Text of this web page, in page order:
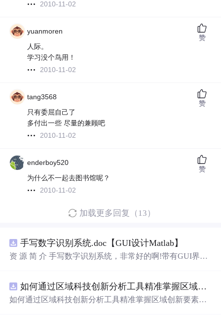
2010-11-02
yuanmoren
人际。
学习没个鸟用！
2010-11-02
赞
tang3568
只有委屈自己了
多付出一些 尽量的兼顾吧
2010-11-02
赞
enderboy520
为什么不一起去图书馆呢？
2010-11-02
赞
加载更多回复（13）
手写数字识别系统.doc【GUI设计Matlab】
资 源 简 介 手写数字识别系统，非常好的啊!带有GUI界
带有直观的图形用户界面（GUI），非常容易使用。你只
需要将手写数字输入系统，它将立即给出准确的识别结
如何通过区域科技创新分析工具精准掌握区域创新要素分布与产业链融合现状？.docx
如何通过区域科技创新分析工具精准掌握区域创新要素分